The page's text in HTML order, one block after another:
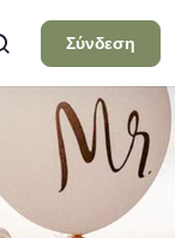
Σύνδεση